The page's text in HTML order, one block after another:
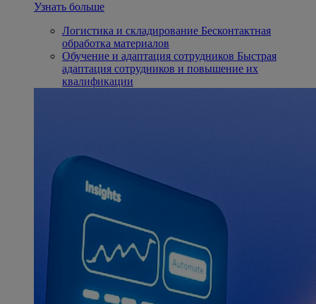
Узнать больше
Логистика и складирование Бесконтактная
обработка материалов
Обучение и адаптация сотрудников Быстрая
адаптация сотрудников и повышение их
квалификации